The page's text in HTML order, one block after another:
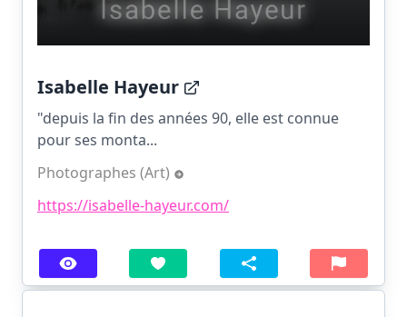
Isabelle Hayeur
"depuis la fin des années 90, elle est connue
pour ses monta...
Photographes (Art)
https://isabelle-hayeur.com/